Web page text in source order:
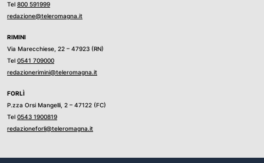
Tel 800 591999
redazione@teleromagna.it
RIMINI
Via Marecchiese, 22 – 47923 (RN)
Tel 0541 709000
redazionerimini@teleromagna.it
FORLÌ
P.zza Orsi Mangelli, 2 – 47122 (FC)
Tel 0543 1900819
redazioneforli@teleromagna.it